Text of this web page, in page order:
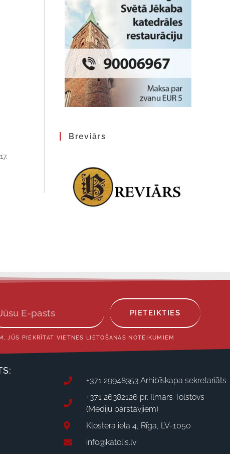
Breviārs
PIETEIKTIES
JŪS PIEKRĪTAT VIETNES LIETOŠANAS NOTEIKUMIEM
+371 29948353 Arhibīskapa sekretariāts
+371 26382126 pr. Ilmārs Tolstovs
(Mediju pārstāvjiem)
Klostera iela 4, Rīga, LV-1050
info@katolis.lv